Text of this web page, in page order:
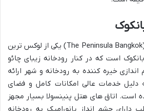
هتل پنینسولا بانکوک (The Peninsula Bangkok) یکی از لوکس ترین
است که در کنار رودخانه زیبای چائو
خیره کننده به رودخانه و شهر ارائه
خدمات عالی امکانات کامل و فضای
است. اتاق های هتل پنینسولا بسیار مجهز
چشم انداز پانورامیک به رودخانه